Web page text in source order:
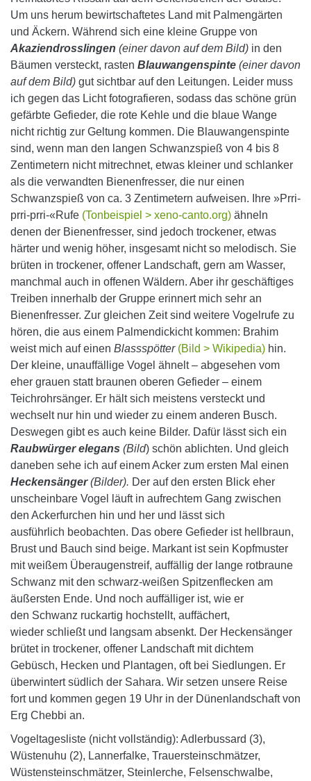
Um uns herum bewirtschaftetes Land mit Palmengärten
und Äckern. Während sich eine kleine Gruppe von
Akaziendrosslingen (einer davon auf dem Bild) in den
Bäumen versteckt, rasten Blauwangenspinte (einer davon
auf dem Bild) gut sichtbar auf den Leitungen. Leider muss
ich gegen das Licht fotografieren, sodass das schöne grün
gefärbte Gefieder, die rote Kehle und die blaue Wange
nicht richtig zur Geltung kommen. Die Blauwangenspinte
sind, wenn man den langen Schwanzspieß von 4 bis 8
Zentimetern nicht mitrechnet, etwas kleiner und schlanker
als die verwandten Bienenfresser, die nur einen
Schwanzspieß von ca. 3 Zentimetern aufweisen. Ihre »Prri-
prri-prri-«Rufe (Tonbeispiel > xeno-canto.org) ähneln
denen der Bienenfresser, sind jedoch trockener, etwas
härter und wenig höher, insgesamt nicht so melodisch. Sie
brüten in trockener, offener Landschaft, gern am Wasser,
manchmal auch in offenen Wäldern. Aber ihr geschäftiges
Treiben innerhalb der Gruppe erinnert mich sehr an
Bienenfresser. Zur gleichen Zeit sind weitere Vogelrufe zu
hören, die aus einem Palmendickicht kommen: Brahim
weist mich auf einen Blassspötter (Bild > Wikipedia) hin.
Der kleine, unauffällige Vogel ähnelt – abgesehen vom
eher grauen statt braunen oberen Gefieder – einem
Teichrohrsänger. Er hält sich meistens versteckt und
wechselt nur hin und wieder zu einem anderen Busch.
Deswegen gibt es auch keine Bilder. Dafür lässt sich ein
Raubwürger elegans (Bild) schön ablichten. Und gleich
daneben sehe ich auf einem Acker zum ersten Mal einen
Heckensänger(Bilder). Der auf den ersten Blick eher
unscheinbare Vogel läuft in aufrechtem Gang zwischen
den Ackerfurchen hin und her und lässt sich
ausführlich beobachten. Das obere Gefieder ist hellbraun,
Brust und Bauch sind beige. Markant ist sein Kopfmuster
mit weißem Überaugenstreif, auffällig der lange rotbraune
Schwanz mit den schwarz-weißen Spitzenflecken am
äußersten Ende. Und noch auffälliger ist, wie er
den Schwanz ruckartig hochstellt, auffächert,
wieder schließt und langsam absenkt. Der Heckensänger
brütet in trockener, offener Landschaft mit dichtem
Gebüsch, Hecken und Plantagen, oft bei Siedlungen. Er
überwintert südlich der Sahara. Wir setzen unsere Reise
fort und kommen gegen 19 Uhr in der Dünenlandschaft von
Erg Chebbi an.
Vogeltagesliste (nicht vollständig): Adlerbussard (3),
Wüstenuhu (2), Lannerfalke, Trauersteinschmätzer,
Wüstensteinschmätzer, Steinlerche, Felsenschwalbe,